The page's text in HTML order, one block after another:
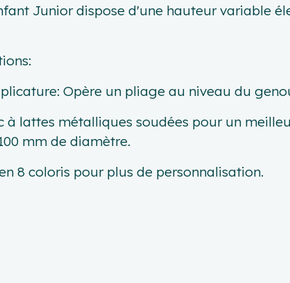
Junior dispose d'une hauteur variable
Opère un pliage au niveau du
lattes métalliques soudées pour un
mm de diamètre.
8 coloris pour plus de personnalisation.